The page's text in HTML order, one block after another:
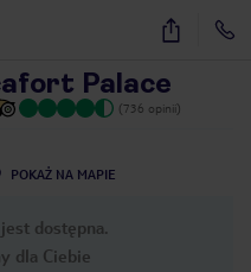
23
Palace
(736 opinii)
POKAŻ NA MAPIE
dostępna.
dla Ciebie